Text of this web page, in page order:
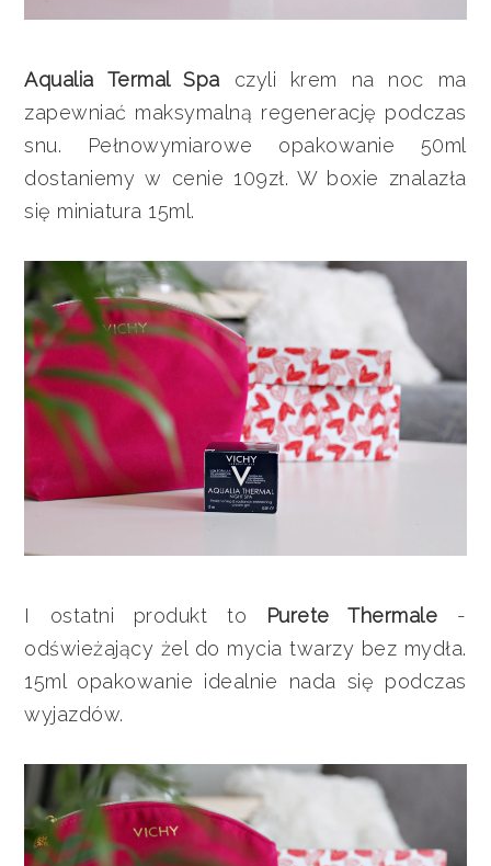
Aqualia Termal Spa czyli krem na noc ma
zapewniać maksymalną regenerację podczas
snu. Pełnowymiarowe opakowanie 50ml
dostaniemy w cenie 109zł. W boxie znalazła
się miniatura 15ml.
I ostatni produkt to Purete Thermale -
odświeżający żel do mycia twarzy bez mydła.
15ml opakowanie idealnie nada się podczas
wyjazdów.